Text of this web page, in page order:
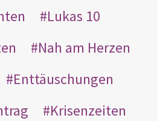
Lukas 10
Nah am Herzen
Enttäuschungen
Krisenzeiten